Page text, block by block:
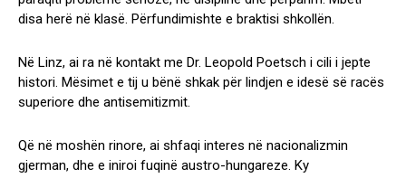
disa herë në klasë. Përfundimishte e braktisi shkollën.
Në Linz, ai ra në kontakt me Dr. Leopold Poetsch i cili i jepte
histori. Mësimet e tij u bënë shkak për lindjen e idesë së racës
superiore dhe antisemitizmit.
Që në moshën rinore, ai shfaqi interes në nacionalizmin
gjerman, dhe e iniroi fuqinë austro-hungareze. Ky